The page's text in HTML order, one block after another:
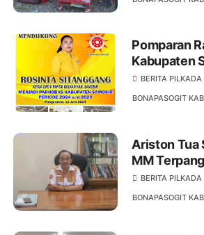
Samosir
Pomparan
Kabupaten
Tahi Dukung
Sitanggang
BERITA PILKADA
BONAPASOGIT
Ariston Tua
MM
Bona
BERITA PILKADA
BONAPASOGIT